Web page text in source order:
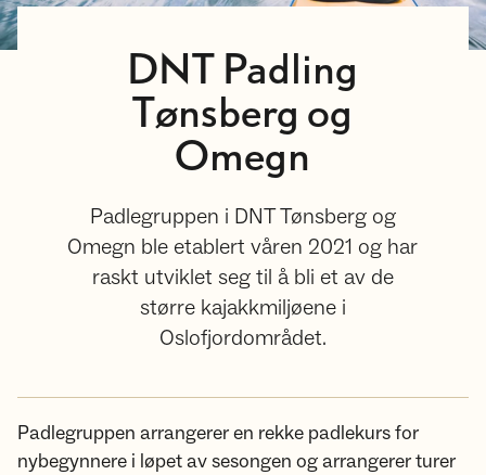
DNT Padling
Tønsberg og
Omegn
Padlegruppen i DNT Tønsberg og
Omegn ble etablert våren 2021 og har
raskt utviklet seg til å bli et av de
større kajakkmiljøene i
Oslofjordområdet.
Padlegruppen arrangerer en rekke padlekurs for
nybegynnere i løpet av sesongen og arrangerer turer